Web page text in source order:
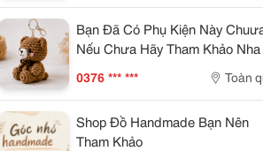
Bạn Đã Có Phụ Kiện Này
Nếu Chưa Hãy Tham Khảo Nha
0376 *** *** Toàn
Shop Đồ Handmade Bạn Nên
Tham Khảo